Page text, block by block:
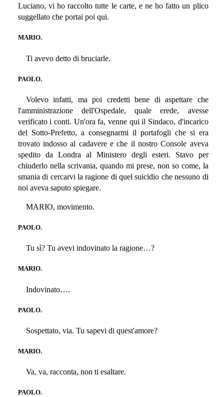
Luciano, vi ho raccolto tutte le carte, e ne ho fatto un plico
suggellato che portai poi qui.
MARIO.
Ti avevo detto di bruciarle.
PAOLO.
Volevo infatti, ma poi credetti bene di aspettare che
l'amministrazione dell'Ospedale, quale erede, avesse
verificato i conti. Un'ora fa, venne qui il Sindaco, d'incarico
del Sotto-Prefetto, a consegnarmi il portafogli che si era
trovato indosso al cadavere e che il nostro Console aveva
spedito da Londra al Ministero degli esteri. Stavo per
chiuderlo nella scrivania, quando mi prese, non so come, la
smania di cercarvi la ragione di quel suicidio che nessuno di
noi aveva saputo spiegare.
MARIO, movimento.
PAOLO.
Tu sì? Tu avevi indovinato la ragione…?
MARIO.
Indovinato….
PAOLO.
Sospettato, via. Tu sapevi di quest'amore?
MARIO.
Va, va, racconta, non ti esaltare.
PAOLO.